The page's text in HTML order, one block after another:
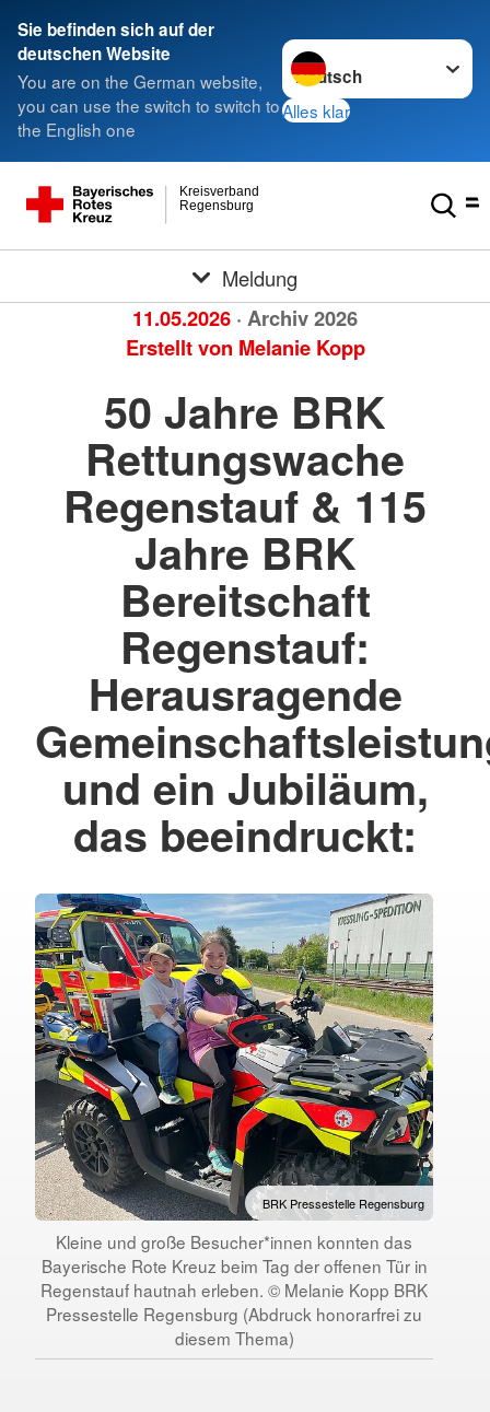
Sie befinden sich auf der
deutschen Website
You are on the German website,
you can use the switch to switch to
the English one
Sprache wechseln zu
Alles klar
Regensburg
Kreisverband
Meldung
11.05.2026 · Archiv 2026
Erstellt von Melanie Kopp
50 Jahre BRK
Rettungswache
Regenstauf & 115
Jahre BRK
Bereitschaft
Regenstauf:
Herausragende
und ein Jubiläum,
das beeindruckt:
BRK Pressestelle Regensburg
Kleine und große Besucher*innen konnten das
Bayerische Rote Kreuz beim Tag der offenen Tür in
Regenstauf hautnah erleben. © Melanie Kopp BRK
Pressestelle Regensburg (Abdruck honorarfrei zu
diesem Thema)